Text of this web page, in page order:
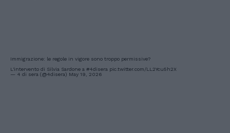
Immigrazione: le regole in vigore sono troppo permissive?
L'intervento di Silvia Sardone a #4disera pic.twitter.com/LL2Ycu5h2X
— 4 di sera (@4disera) May 19, 2026